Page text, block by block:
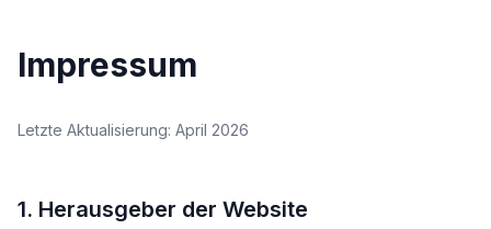
Impressum
Letzte Aktualisierung: April 2026
1. Herausgeber der Website